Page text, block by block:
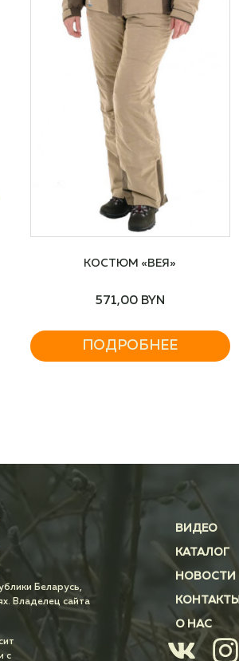
КОСТЮМ «ВЕЯ»
571,00 BYN
ПОДРОБНЕЕ
Беларусь,
Владелец сайта
с
ВИДЕО
КАТАЛОГ
НОВОСТИ
КОНТАКТЫ
О НАС